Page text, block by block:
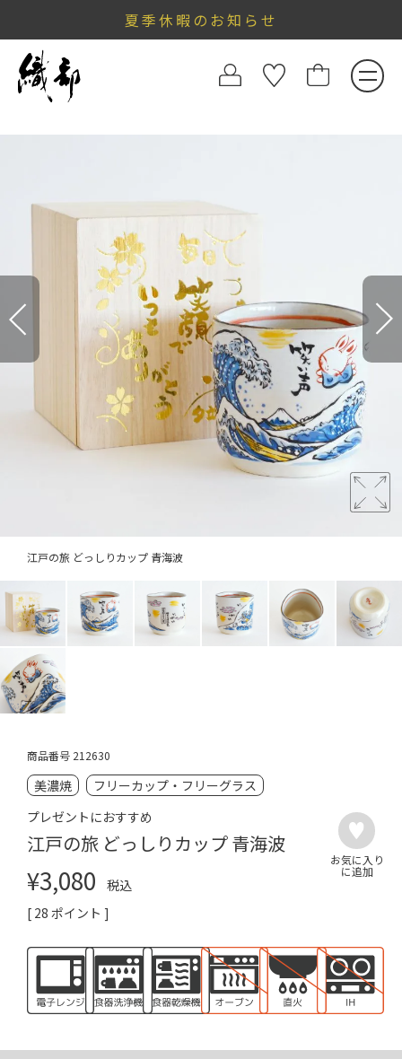
夏季休暇のお知らせ
江戸の旅 どっしりカップ 青海波
商品番号 212630
美濃焼
フリーカップ・フリーグラス
プレゼントにおすすめ
江戸の旅 どっしりカップ 青海波
¥3,080
税込
[ 28 ポイント ]